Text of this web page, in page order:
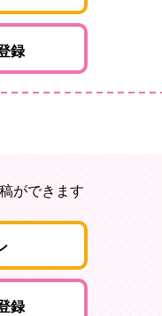
録
ができます
録